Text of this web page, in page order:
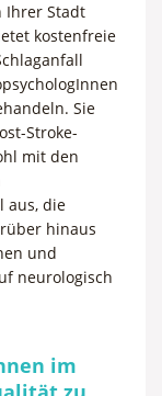
Ihrer Stadt
kostenfreie
Sie
Stroke-
mit den
aus, die
hinaus
und
neurologisch
im